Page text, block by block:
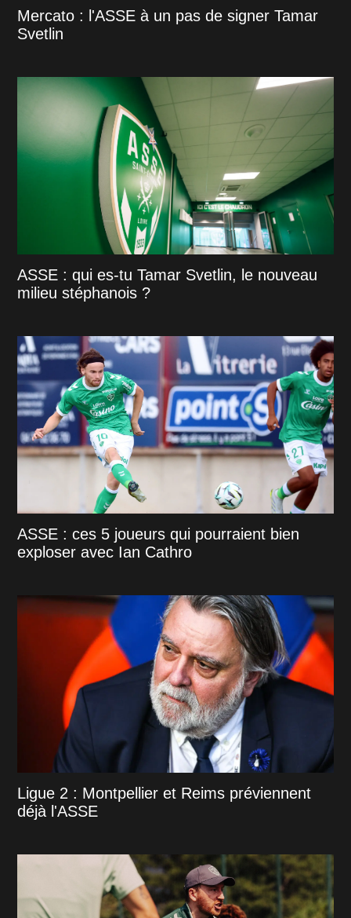
Mercato : l'ASSE à un pas de signer Tamar
Svetlin
ASSE : qui es-tu Tamar Svetlin, le nouveau
milieu stéphanois ?
ASSE : ces 5 joueurs qui pourraient bien
exploser avec Ian Cathro
Ligue 2 : Montpellier et Reims préviennent
déjà l'ASSE